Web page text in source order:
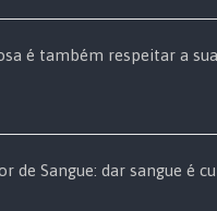
é também respeitar a
de Sangue: dar sangue é